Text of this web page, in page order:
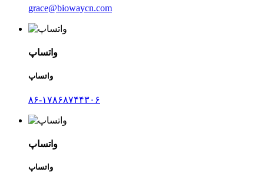
grace@biowaycn.com
واتساپ
واتساپ
۸۶-۱۷۸۶۸۷۴۴۳۰۶
واتساپ
واتساپ